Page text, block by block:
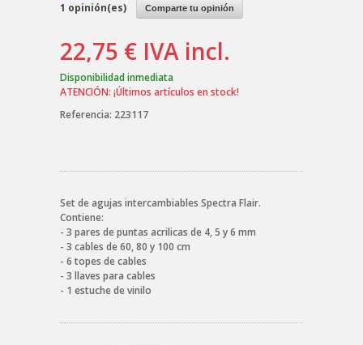
1 opinión(es) Comparte tu opinión
22,75 € IVA incl.
Disponibilidad inmediata
ATENCIÓN: ¡Últimos artículos en stock!
Referencia: 223117
Set de agujas intercambiables Spectra Flair.
Contiene:
- 3 pares de puntas acrilicas de 4, 5 y 6 mm
- 3 cables de 60, 80 y 100 cm
- 6 topes de cables
- 3 llaves para cables
- 1 estuche de vinilo